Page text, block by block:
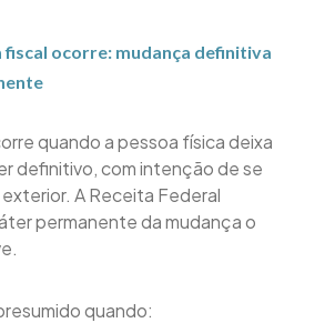
fiscal ocorre: mudança definitiva
quando a pessoa física deixa
definitivo, com intenção de se
A Receita Federal
permanente da mudança o
quando: